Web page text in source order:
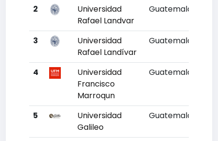
2
Universidad
Rafael Landvar
Guatemala
3
Universidad
Rafael Landívar
Guatemala
4
Universidad
Francisco
Marroqun
Guatemala
5
Universidad
Galileo
Guatemala